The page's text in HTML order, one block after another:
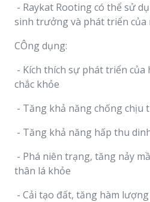
- Raykat Rooting có thể sử
sinh trưởng và phát triển của
CÔng dụng:
- Kích thích sự phát triển
chắc khỏe
- Tăng khả năng chống chịu
- Tăng khả năng hấp thu
- Phá niên trạng, tăng nảy
thân lá khỏe
- Cải tạo đất, tăng hàm